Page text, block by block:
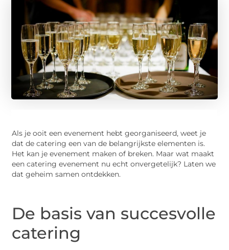
Als je ooit een evenement hebt georganiseerd, weet je
dat de catering een van de belangrijkste elementen is.
Het kan je evenement maken of breken. Maar wat maakt
een catering evenement nu echt onvergetelijk? Laten we
dat geheim samen ontdekken.
De basis van succesvolle
catering